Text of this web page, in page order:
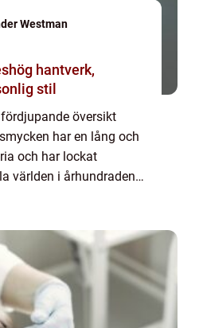
Westman
stil
översikt
har en lång och
och har lockat
världen i århundraden.